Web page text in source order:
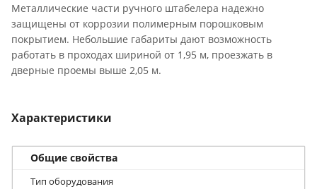
Металлические части ручного штабелера надежно
защищены от коррозии полимерным порошковым
покрытием. Небольшие габариты дают возможность
работать в проходах шириной от 1,95 м, проезжать в
дверные проемы выше 2,05 м.
Характеристики
Общие свойства
Тип оборудования